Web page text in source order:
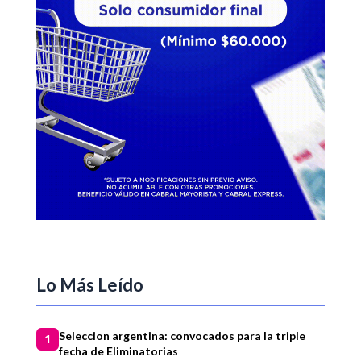
Lo Más Leído
1
Seleccion argentina: convocados para la triple
fecha de Eliminatorias